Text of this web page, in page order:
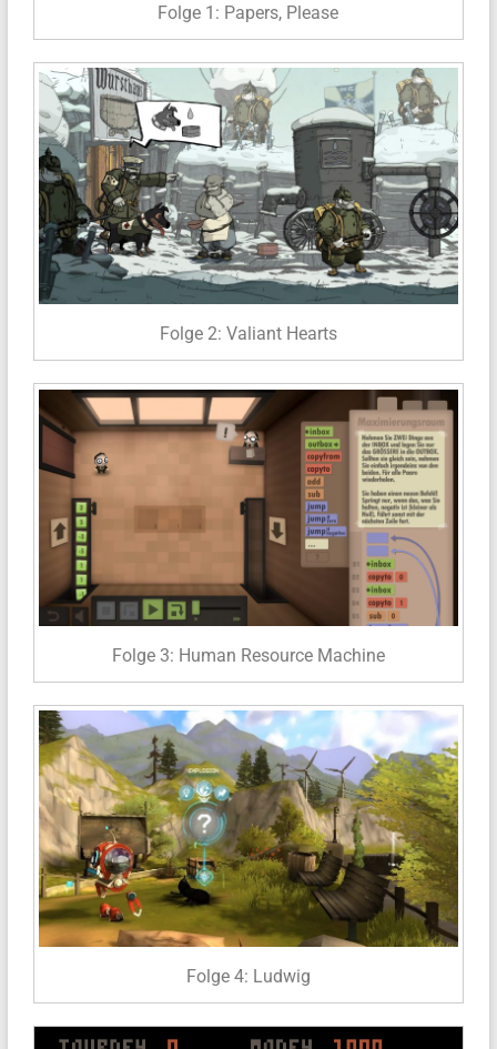
Folge 1: Papers, Please
Folge 2: Valiant Hearts
Folge 3: Human Resource Machine
Folge 4: Ludwig